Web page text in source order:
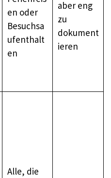
en oder
Besuchsa
ufenthalt
en
aber eng
zu
dokument
ieren
Alle, die